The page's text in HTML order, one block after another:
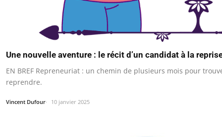
Une nouvelle aventure : le récit d’un candidat à la
EN BREF Repreneuriat : un chemin de plusieurs mois pour
reprendre.
Vincent Dufour 10 janvier 2025